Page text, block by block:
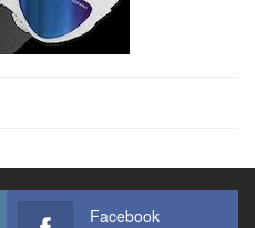
Facebook